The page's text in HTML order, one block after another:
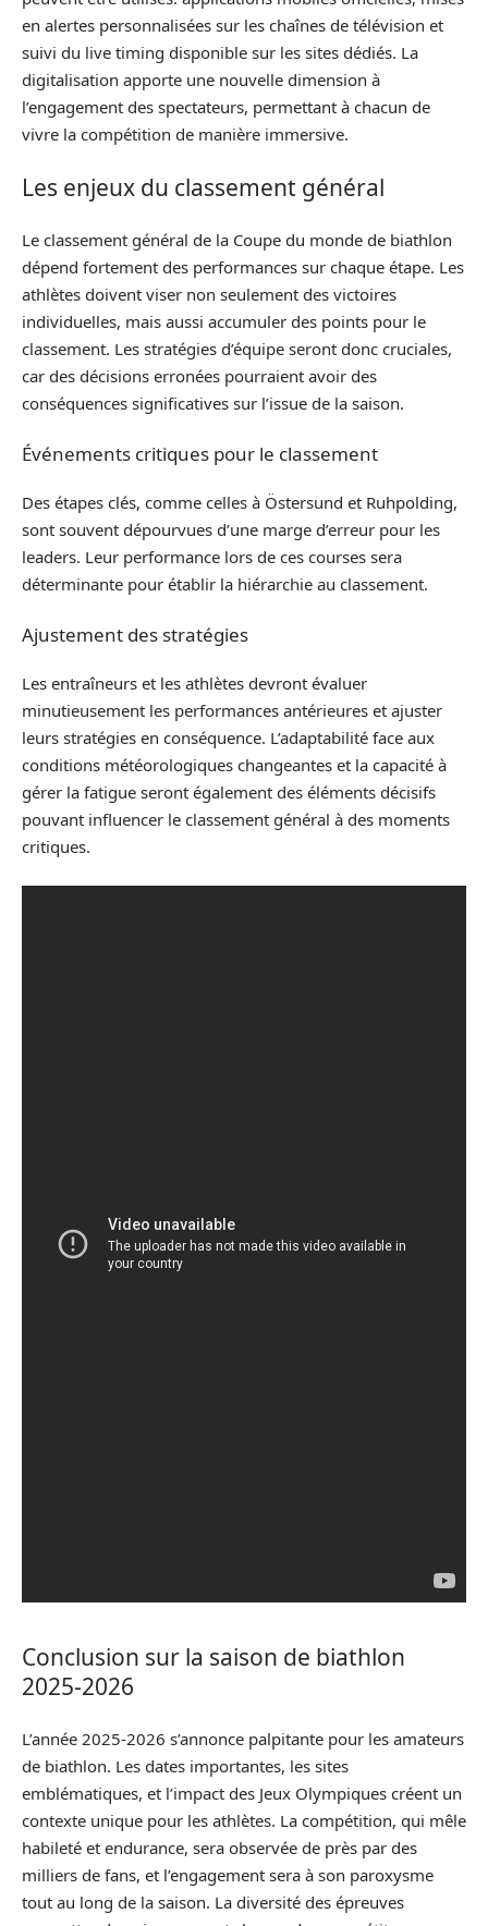
en alertes personnalisées sur les chaînes de télévision et
suivi du live timing disponible sur les sites dédiés. La
digitalisation apporte une nouvelle dimension à
l’engagement des spectateurs, permettant à chacun de
vivre la compétition de manière immersive.
Les enjeux du classement général
Le classement général de la Coupe du monde de biathlon
dépend fortement des performances sur chaque étape. Les
athlètes doivent viser non seulement des victoires
individuelles, mais aussi accumuler des points pour le
classement. Les stratégies d’équipe seront donc cruciales,
car des décisions erronées pourraient avoir des
conséquences significatives sur l’issue de la saison.
Événements critiques pour le classement
Des étapes clés, comme celles à Östersund et Ruhpolding,
sont souvent dépourvues d’une marge d’erreur pour les
leaders. Leur performance lors de ces courses sera
déterminante pour établir la hiérarchie au classement.
Ajustement des stratégies
Les entraîneurs et les athlètes devront évaluer
minutieusement les performances antérieures et ajuster
leurs stratégies en conséquence. L’adaptabilité face aux
conditions météorologiques changeantes et la capacité à
gérer la fatigue seront également des éléments décisifs
pouvant influencer le classement général à des moments
critiques.
Conclusion sur la saison de biathlon
2025-2026
L’année 2025-2026 s’annonce palpitante pour les amateurs
de biathlon. Les dates importantes, les sites
emblématiques, et l’impact des Jeux Olympiques créent un
contexte unique pour les athlètes. La compétition, qui mêle
habileté et endurance, sera observée de près par des
milliers de fans, et l’engagement sera à son paroxysme
tout au long de la saison. La diversité des épreuves